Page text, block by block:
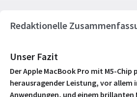
Redaktionelle
Unser Fazit
Der Apple MacBook Pro mit M5-
herausragender Leistung, vor allem
Anwendungen, und einem brillanten